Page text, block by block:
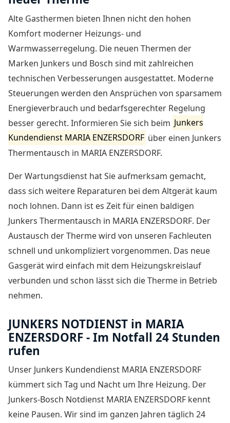
Alte Gasthermen bieten Ihnen nicht den hohen
Komfort moderner Heizungs- und
Warmwasserregelung. Die neuen Thermen der
Marken Junkers und Bosch sind mit zahlreichen
technischen Verbesserungen ausgestattet. Moderne
Steuerungen werden den Ansprüchen von sparsamem
Energieverbrauch und bedarfsgerechter Regelung
besser gerecht. Informieren Sie sich beim Junkers
Kundendienst MARIA ENZERSDORF über einen Junkers
Thermentausch in MARIA ENZERSDORF.
Der Wartungsdienst hat Sie aufmerksam gemacht,
dass sich weitere Reparaturen bei dem Altgerät kaum
noch lohnen. Dann ist es Zeit für einen baldigen
Junkers Thermentausch in MARIA ENZERSDORF. Der
Austausch der Therme wird von unseren Fachleuten
schnell und unkompliziert vorgenommen. Das neue
Gasgerät wird einfach mit dem Heizungskreislauf
verbunden und schon lässt sich die Therme in Betrieb
nehmen.
JUNKERS NOTDIENST in MARIA
ENZERSDORF - Im Notfall 24 Stunden
rufen
Unser Junkers Kundendienst MARIA ENZERSDORF
kümmert sich Tag und Nacht um Ihre Heizung. Der
Junkers-Bosch Notdienst MARIA ENZERSDORF kennt
keine Pausen. Wir sind im ganzen Jahren täglich 24